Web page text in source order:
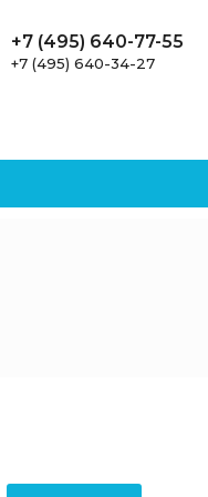
+7 (495) 640-77-55
+7 (495) 640-34-27